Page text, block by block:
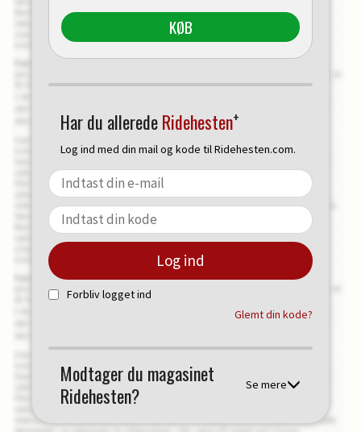
KØB
Har du alleredeRidehesten+
Log ind med din mail og kode til Ridehesten.com.
Forbliv logget ind
Glemt din kode?
Modtager du magasinet
Ridehesten?
Se mere